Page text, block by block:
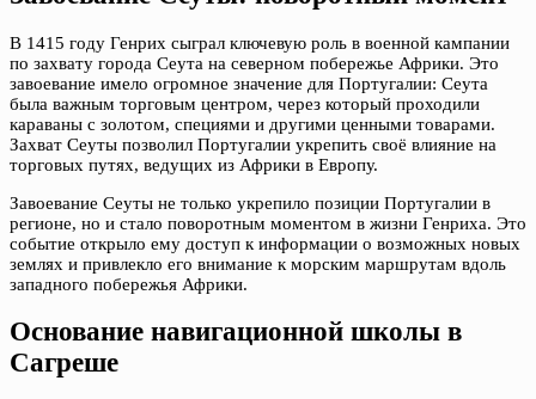
В 1415 году Генрих сыграл ключевую роль в военной кампании
по захвату города Сеута на северном побережье Африки. Это
завоевание имело огромное значение для Португалии: Сеута
была важным торговым центром, через который проходили
караваны с золотом, специями и другими ценными товарами.
Захват Сеуты позволил Португалии укрепить своё влияние на
торговых путях, ведущих из Африки в Европу.
Завоевание Сеуты не только укрепило позиции Португалии в
регионе, но и стало поворотным моментом в жизни Генриха. Это
событие открыло ему доступ к информации о возможных новых
землях и привлекло его внимание к морским маршрутам вдоль
западного побережья Африки.
Основание навигационной школы в
Сагреше